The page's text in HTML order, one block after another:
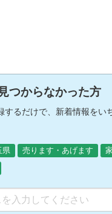
つからなかった方
するだけで、新着情報をい
県 売ります・あげます